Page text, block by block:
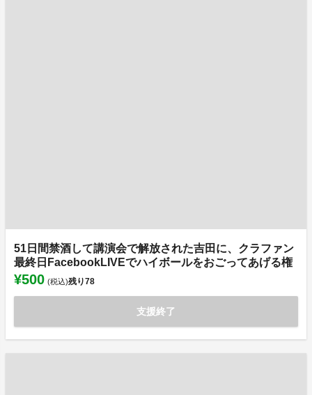
51日間禁酒して講演会で解放された吉田に、クラファン
最終日FacebookLIVEでハイボールをおごってあげる権
¥500 (税込)残り78
支援終了